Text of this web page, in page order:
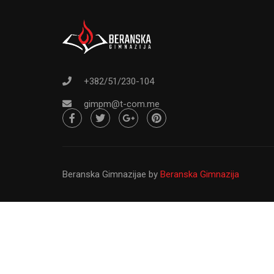
+382/51/230-104
gimpm@t-com.me
Beranska Gimnazijae by Beranska Gimnazija
Od osnivanja do danas Gimnazija